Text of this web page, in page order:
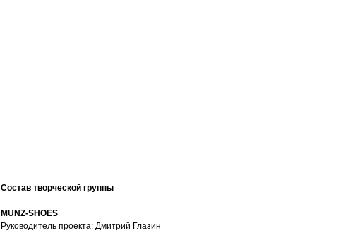
Состав творческой группы
MUNZ-SHOES
Руководитель проекта: Дмитрий Глазин